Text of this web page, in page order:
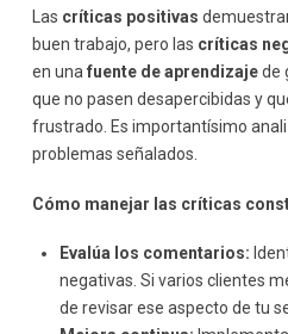
Las críticas positivas
buen trabajo, pero las críticas
en unafuente de aprendizajede
que no pasen desapercibidas y
frustrado. Es importantísimo
problemas señalados.
Cómo manejar las críticas
Evalúa los comentarios:
negativas. Si varios clientes
de revisar ese aspecto de tu